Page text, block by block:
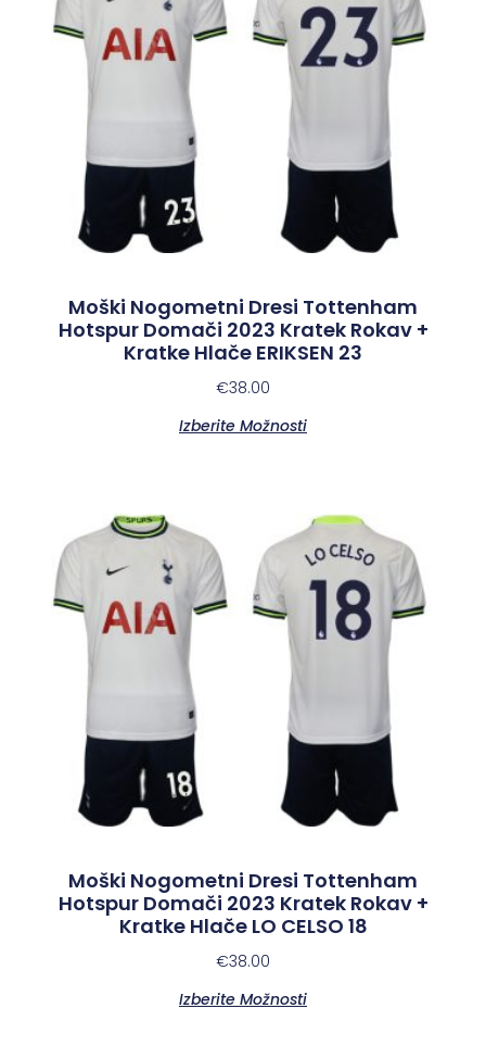
Moški Nogometni Dresi Tottenham
Hotspur Domači 2023 Kratek Rokav +
Kratke Hlače ERIKSEN 23
€38.00
Izberite Možnosti
Moški Nogometni Dresi Tottenham
Hotspur Domači 2023 Kratek Rokav +
Kratke Hlače LO CELSO 18
€38.00
Izberite Možnosti